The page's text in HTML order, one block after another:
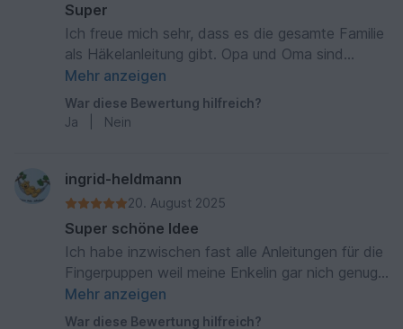
Super
Ich freue mich sehr, dass es die gesamte Familie
als Häkelanleitung gibt. Opa und Oma sind
bereits im Besitz unserer kleinen Enkeltochter.
Die Häkelanleitungen sind sehr gut
nachzuarbeiten. Vielen Dank!
Mehr anzeigen
War diese Bewertung hilfreich?
Ja
Nein
ingrid-heldmann
20. August 2025
Super schöne Idee
Ich habe inzwischen fast alle Anleitungen für die
Fingerpuppen weil meine Enkelin gar nich genug
davon haben kann. Den Bauernhof und Familie
Sonnnschein sind fertig und werden bereits
Mehr anzeigen
War diese Bewertung hilfreich?